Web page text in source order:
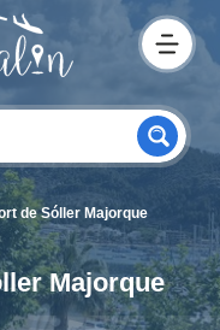
de Sóller Majorque
Majorque